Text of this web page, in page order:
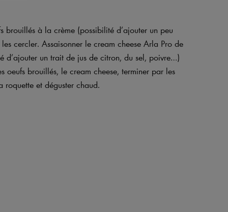
brouillés à la crème (possibilité d’ajouter un peu
cercler. Assaisonner le cream cheese Arla Pro de
d’ajouter un trait de jus de citron, du sel, poivre…)
oeufs brouillés, le cream cheese, terminer par les
roquette et déguster chaud.